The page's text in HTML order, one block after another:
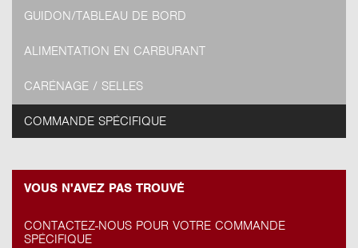
GUIDON/TABLEAU DE BORD
ALIMENTATION EN CARBURANT
CARÉNAGE / SELLES
COMMANDE SPÉCIFIQUE
VOUS N'AVEZ PAS TROUVÉ
CONTACTEZ-NOUS POUR VOTRE COMMANDE
SPÉCIFIQUE